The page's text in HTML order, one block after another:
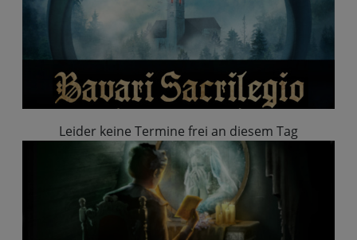
Leider keine Termine frei an diesem Tag